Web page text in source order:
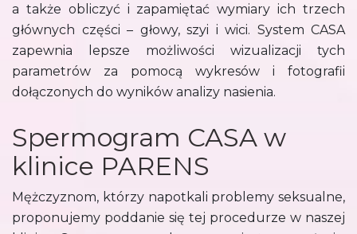
a także obliczyć i zapamiętać wymiary ich trzech
głównych części – głowy, szyi i wici. System CASA
zapewnia lepsze możliwości wizualizacji tych
parametrów za pomocą wykresów i fotografii
dołączonych do wyników analizy nasienia.
Spermogram CASA w
klinice PARENS
Mężczyznom, którzy napotkali problemy seksualne,
proponujemy poddanie się tej procedurze w naszej